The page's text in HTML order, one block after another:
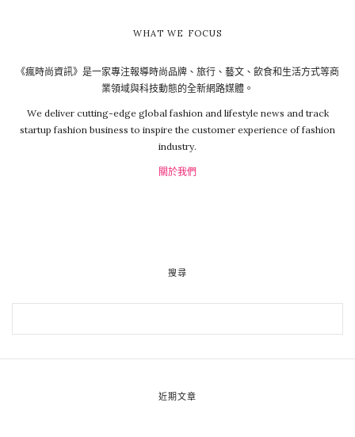
WHAT WE FOCUS
《瘋時尚資訊》是一家專注報導時尚品牌、旅行、藝文、飲食和生活方式等商
業領域與科技動態的全新網路媒體。
We deliver cutting-edge global fashion and lifestyle news and track
startup fashion business to inspire the customer experience of fashion
industry.
關於我們
搜尋
近期文章